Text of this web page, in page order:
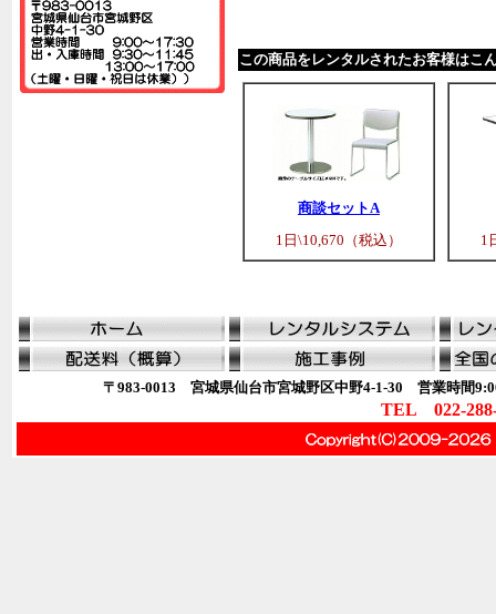
この商品をレンタルされたお客様はこ
商談セットA
1日\10,670（税込）
1
〒983-0013 宮城県仙台市宮城野区中野4-1-30 営業時間
TEL 022-